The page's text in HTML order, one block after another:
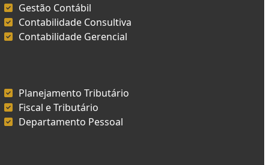
Gestão Contábil
Contabilidade Consultiva
Contabilidade Gerencial
Planejamento Tributário
Fiscal e Tributário
Departamento Pessoal